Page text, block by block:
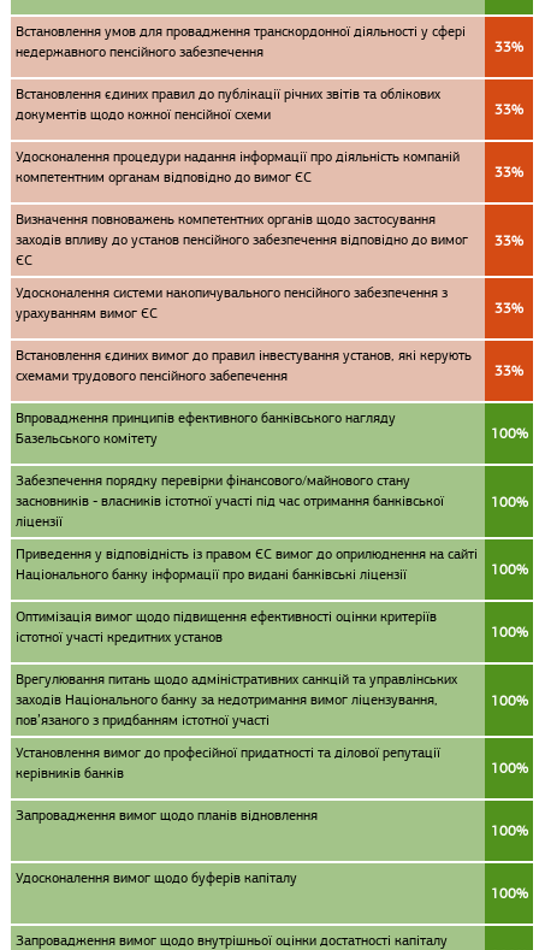
Встановлення умов для провадження транскордонної діяльності у сфері
недержавного пенсійного забезпечення
33%
Встановлення єдиних правил до публікації річних звітів та облікових
документів щодо кожної пенсійної схеми
33%
Удосконалення процедури надання інформації про діяльність компаній
компетентним органам відповідно до вимог ЄС
33%
Визначення повноважень компетентних органів щодо застосування
заходів впливу до установ пенсійного забезпечення відповідно до вимог
ЄС
33%
Удосконалення системи накопичувального пенсійного забезпечення з
урахуванням вимог ЄС
33%
Встановлення єдиних вимог до правил інвестування установ, які керують
схемами трудового пенсійного забепечення
33%
Впровадження принципів ефективного банківського нагляду
Базельського комітету
100%
Забезпечення порядку перевірки фінансового/майнового стану
засновників - власників істотної участі під час отримання банківської
ліцензії
100%
Приведення у відповідність із правом ЄС вимог до оприлюднення на сайті
Національного банку інформації про видані банківські ліцензії
100%
Оптимізація вимог щодо підвищення ефективності оцінки критеріїв
істотної участі кредитних установ
100%
Врегулювання питань щодо адміністративних санкцій та управлінських
заходів Національного банку за недотримання вимог ліцензування,
пов’язаного з придбанням істотної участі
100%
Установлення вимог до професійної придатності та ділової репутації
керівників банків
100%
Запровадження вимог щодо планів відновлення
100%
Удосконалення вимог щодо буферів капіталу
100%
Запровадження вимог щодо внутрішньої оцінки достатності капіталу